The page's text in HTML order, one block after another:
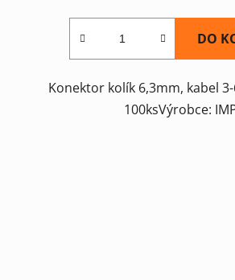
DO
Konektor kolík 6,3mm, kabel
100ksVýrobce: